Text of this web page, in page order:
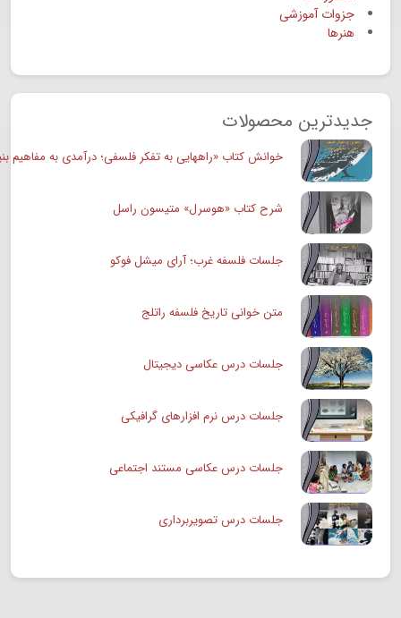
جزوات آموزشی
هنرها
جدیدترین محصولات
خوانش کتاب «راههایی به تفکر فلسفی؛ درآمدی به مفاهیم
شرح کتاب «هوسرل» متیسون راسل
جلسات فلسفه غرب؛ آرای میشل فوکو
متن خوانی تاریخ فلسفه راتلج
جلسات درس عکاسی دیجیتال
جلسات درس نرم افزارهای گرافیکی
جلسات درس عکاسی مستند اجتماعی
جلسات درس تصویربرداری